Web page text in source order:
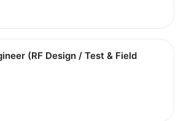
(RF Design / Test & Field